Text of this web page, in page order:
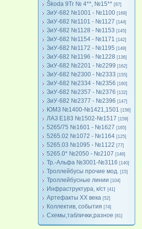
Škoda 9Tr № 4**, №15** [87]
ЗиУ-682 №1001 - №1100 [169]
ЗиУ-682 №1101 - №1127 [144]
ЗиУ-682 №1128 - №1153 [145]
ЗиУ-682 №1154 - №1171 [142]
ЗиУ-682 №1172 - №1195 [149]
ЗиУ-682 №1196 - №1228 [136]
ЗиУ-682 №2201 - №2299 [162]
ЗиУ-682 №2300 - №2333 [155]
ЗиУ-682 №2334 - №2356 [160]
ЗиУ-682 №2357 - №2376 [132]
ЗиУ-682 №2377 - №2396 [147]
ЮМЗ №1400-№1421,1501 [156]
ЛАЗ Е183 №1502-№1517 [159]
5265/75 №1601 - №1627 [165]
5265.02 №1072 - №1164 [125]
5265.03 №1095 - №1122 [77]
5265.0* №2050 - №2107 [146]
Тр.-Альфа №3001-№3116 [140]
Троллейбусы прочие мод. [15]
Троллейбусные линии [104]
Инфраструктура, к/ст [41]
Артефакты ХХ века [52]
Коллектив, события [74]
Схемы,таблички,разное [81]